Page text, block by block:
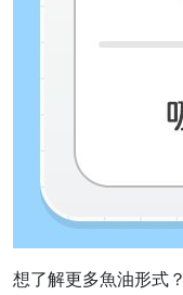
想了解更多魚油形式？